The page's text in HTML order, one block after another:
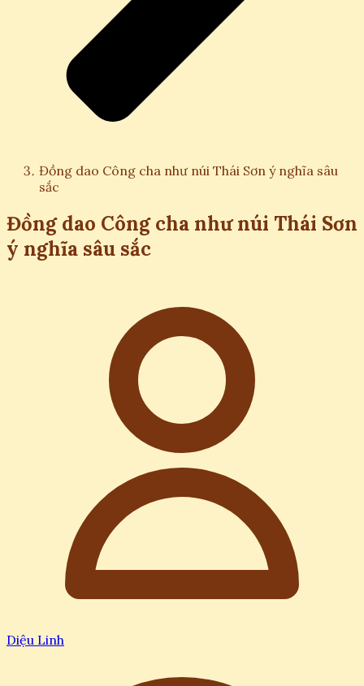
Đồng dao Công cha như núi Thái Sơn ý nghĩa sâu
sắc
Đồng dao Công cha như núi Thái Sơn
ý nghĩa sâu sắc
Diệu Linh